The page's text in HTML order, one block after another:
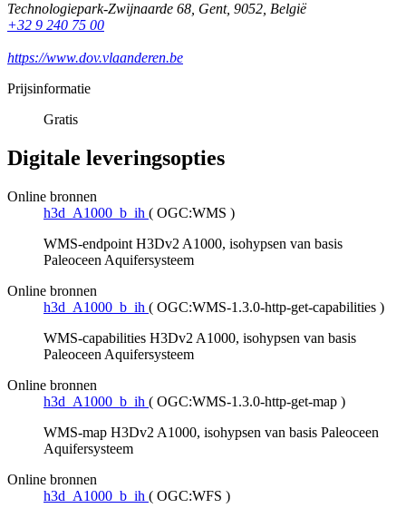
Technologiepark-Zwijnaarde 68, Gent, 9052, België
+32 9 240 75 00
https://www.dov.vlaanderen.be
Prijsinformatie
Gratis
Digitale leveringsopties
Online bronnen
h3d_A1000_b_ih ( OGC:WMS )
WMS-endpoint H3Dv2 A1000, isohypsen van basis
Paleoceen Aquifersysteem
Online bronnen
h3d_A1000_b_ih ( OGC:WMS-1.3.0-http-get-capabilities )
WMS-capabilities H3Dv2 A1000, isohypsen van basis
Paleoceen Aquifersysteem
Online bronnen
h3d_A1000_b_ih ( OGC:WMS-1.3.0-http-get-map )
WMS-map H3Dv2 A1000, isohypsen van basis Paleoceen
Aquifersysteem
Online bronnen
h3d_A1000_b_ih ( OGC:WFS )